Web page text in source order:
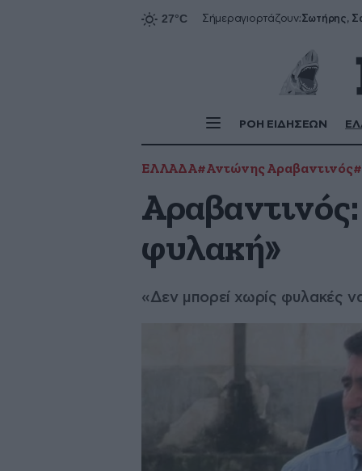
Σήμεραγιορτάζουν:
ΡΟΗ ΕΙΔΗΣΕΩΝ
ΕΛΛΑΔΑ#Αντώνης Αραβαντινός
φυλακή»
«Δεν μπορεί χωρίς φυλακές